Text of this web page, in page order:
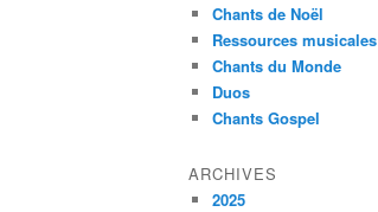
Chants de Noël
Ressources musicales
Chants du Monde
Duos
Chants Gospel
ARCHIVES
2025